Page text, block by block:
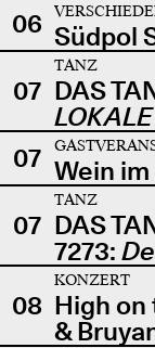
06 Südpol
07
TANZ
DAS
07 Wein im
07
TANZ
DAS
7273:
08
KONZERT
High on
&